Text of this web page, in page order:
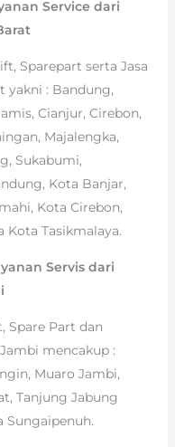
Service dari
Sparepart serta Jasa
yakni : Bandung,
Cianjur, Cirebon,
Majalengka,
Sukabumi,
Kota Banjar,
Kota Cirebon,
Kota Tasikmalaya.
Servis dari
Spare Part dan
mencakup :
Muaro Jambi,
Tanjung Jabung
Sungaipenuh.